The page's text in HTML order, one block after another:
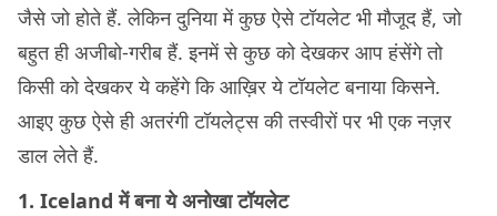
जैसे जो होते हैं. लेकिन दुनिया में कुछ ऐसे टॉयलेट भी मौजूद हैं, जो
बहुत ही अजीबो-गरीब हैं. इनमें से कुछ को देखकर आप हंसेंगे तो
किसी को देखकर ये कहेंगे कि आख़िर ये टॉयलेट बनाया किसने.
आइए कुछ ऐसे ही अतरंगी टॉयलेट्स की तस्वीरों पर भी एक नज़र
डाल लेते हैं.
1. Iceland में बना ये अनोखा टॉयलेट